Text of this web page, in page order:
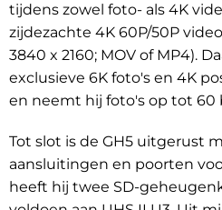
tijdens zowel foto- als 4K
zijdezachte 4K 60P/50P
3840 x 2160; MOV of MP4).
exclusieve 6K foto's en 4K
en neemt hij foto's op tot 60
Tot slot is de GH5 uitgerust
aansluitingen en poorten
heeft hij twee SD-